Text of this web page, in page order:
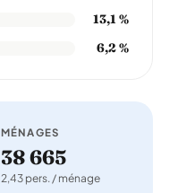
13,1 %
6,2 %
MÉNAGES
38 665
2,43 pers. / ménage